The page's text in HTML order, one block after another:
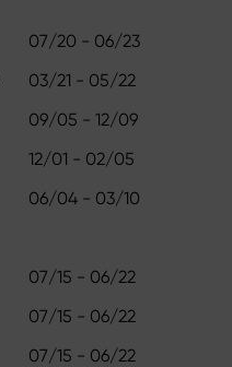
07/20 - 06/23
03/21 - 05/22
09/05 - 12/09
12/01 - 02/05
06/04 - 03/10
07/15 - 06/22
07/15 - 06/22
07/15 - 06/22